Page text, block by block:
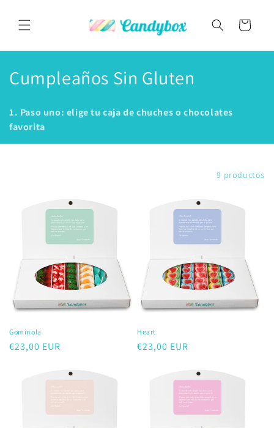
al contenido
Carrito
C
l
e
Cumpleaños Sin Gluten
1. Paso uno: elige tu caja de chuches o chocolates
favorita
9 productos
Gominola
Precio
€23,00 EUR
Heart
Precio
€23,00 EUR